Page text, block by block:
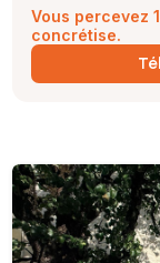
Vous percevez
concrétise.